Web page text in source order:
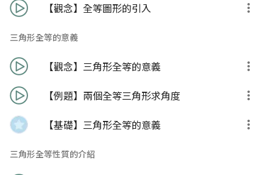
【觀念】全等圖形的引入
三角形全等的意義
【觀念】三角形全等的意義
【例題】兩個全等三角形求角度
【基礎】三角形全等的意義
三角形全等性質的介紹